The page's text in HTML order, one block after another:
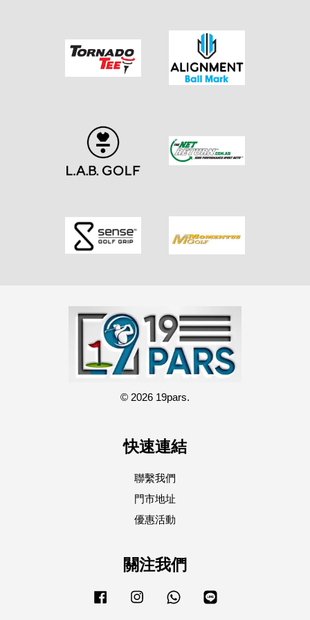
© 2026 19pars.
快速連結
聯繫我們
門市地址
優惠活動
關注我們
Facebook Instagram Whatsapp